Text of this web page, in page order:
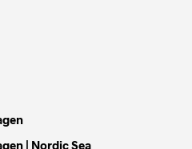
| Nordic Sea